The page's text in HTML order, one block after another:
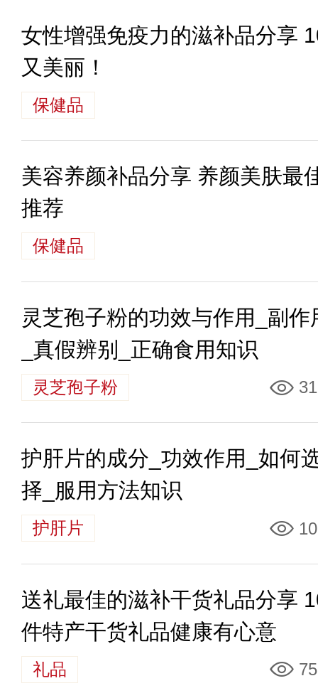
女性增强免疫力的滋补品分享
又美丽！
保健品
美容养颜补品分享 养颜美肤最
推荐
保健品
灵芝孢子粉的功效与作用_副作
_真假辨别_正确食用知识
灵芝孢子粉
护肝片的成分_功效作用_如何
择_服用方法知识
护肝片
送礼最佳的滋补干货礼品分享
件特产干货礼品健康有心意
礼品